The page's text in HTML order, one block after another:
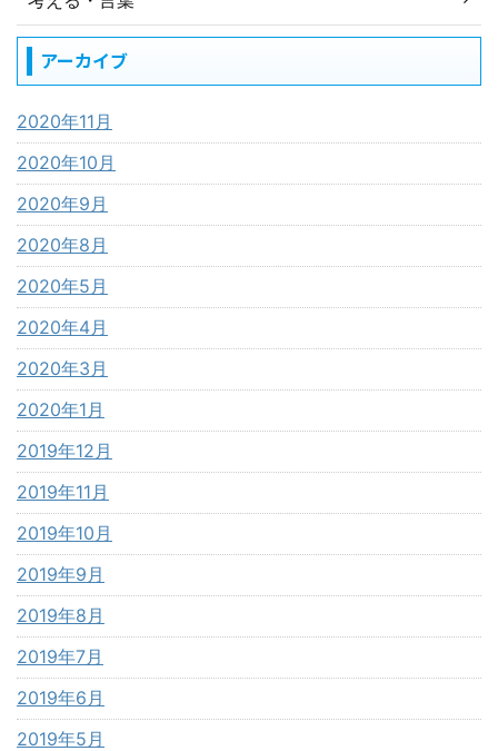
アーカイブ
2020年11月
2020年10月
2020年9月
2020年8月
2020年5月
2020年4月
2020年3月
2020年1月
2019年12月
2019年11月
2019年10月
2019年9月
2019年8月
2019年7月
2019年6月
2019年5月